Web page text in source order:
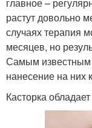
главное –
растут довольно
случаях терапия
месяцев, но
Самым известным
нанесение на них
Касторка